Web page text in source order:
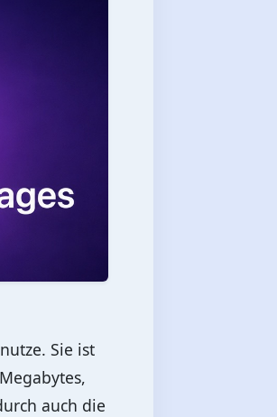
Sie ist
auch die